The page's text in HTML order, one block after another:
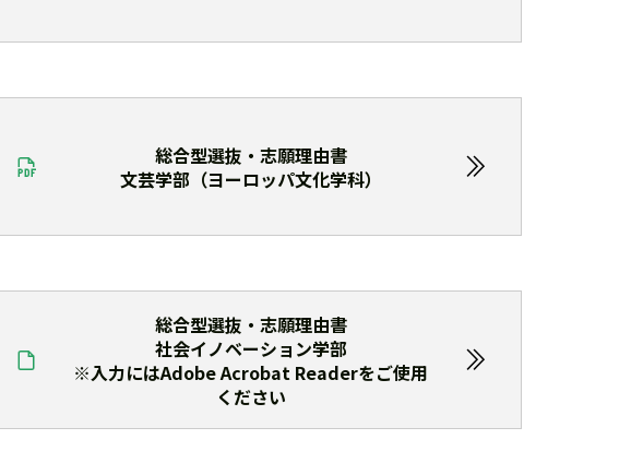
総合型選抜・志願理由書
文芸学部（ヨーロッパ文化学科）
総合型選抜・志願理由書
社会イノベーション学部
※入力にはAdobe Acrobat Readerをご使用
ください